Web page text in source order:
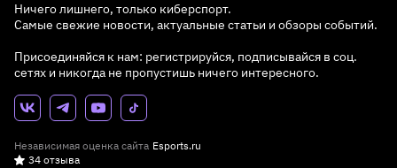
Ничего лишнего, только киберспорт.
Самые свежие новости, актуальные статьи и обзоры событий.
Присоединяйся к нам: регистрируйся, подписывайся в соц.
сетях и никогда не пропустишь ничего интересного.
Независимая оценка сайта Esports.ru
34 отзыва